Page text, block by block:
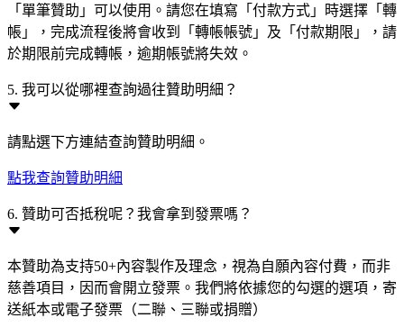
「單筆贊助」可以使用。請您在填寫「付款方式」時選擇「轉
帳」，完成流程後將會收到「轉帳帳號」及「付款期限」，請
於期限前完成轉帳，逾期帳號將失效。
5. 我可以從哪裡查詢過往贊助明細？
請點選下方連結查詢贊助明細。
點我查詢贊助明細
6. 贊助可否抵稅呢？我會拿到發票嗎？
本贊助為支持50+內容製作及理念，視為自願內容付費，而非
慈善項目，因而會開立發票。我們將依據您的勾選的選項，寄
送紙本或電子發票（二聯、三聯或捐贈）